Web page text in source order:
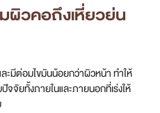
ผิวคอถึงเหี่ยวย่น
มีต่อมไขมันน้อยกว่าผิวหน้า ทำให้
จัยทั้งภายในและภายนอกที่เร่งให้